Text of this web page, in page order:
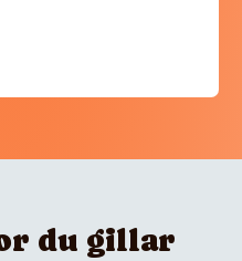
du gillar